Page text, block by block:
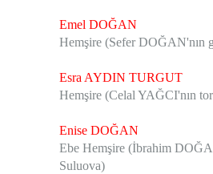
Emel DOĞAN
Hemşire (Sefer DOĞAN'nın
Esra AYDIN TURGUT
Hemşire (Celal YAĞCI'nın
Enise DOĞAN
Ebe Hemşire (İbrahim
Suluova)